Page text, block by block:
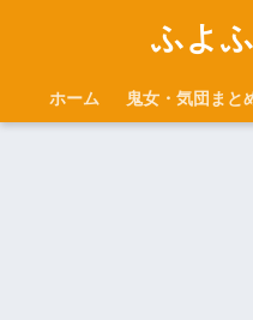
ふよ
ホーム 鬼女・気団まと